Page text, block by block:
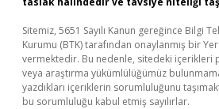
Sitemiz, 5651 Sayılı Kanun gereğince Bilgi
Kurumu (BTK) tarafından onaylanmış bir
vermektedir. Bu nedenle, sitedeki içerikleri
veya araştırma yükümlülüğümüz
yazdıkları içeriklerin sorumluluğunu
bu sorumluluğu kabul etmiş sayılırlar.